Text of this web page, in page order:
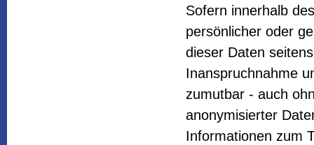
Sofern innerhalb
persönlicher oder
dieser Daten
Inanspruchnahme
zumutbar - auch
anonymisierter
Informationen zum